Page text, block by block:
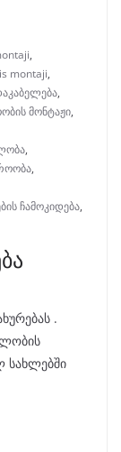
,
montaji,
,
მონტაჟი,
,
,
ჩამოკიდება,
.
სახლებში